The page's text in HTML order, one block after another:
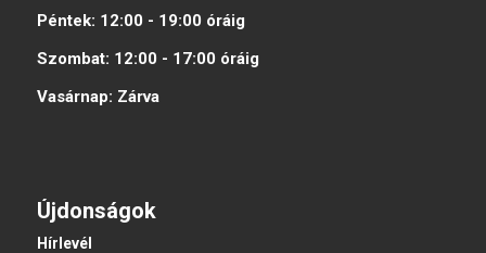
Péntek: 12:00 - 19:00 óráig
Szombat: 12:00 - 17:00 óráig
Vasárnap: Zárva
Újdonságok
Hírlevél